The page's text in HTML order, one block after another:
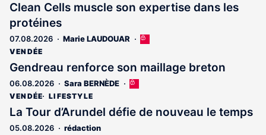
Clean Cells muscle son expertise dans les
protéines
07.08.2026 Marie LAUDOUAR
Cet
réservé
VENDÉE
Gendreau renforce son maillage breton
06.08.2026 Sara BERNÈDE
Cet
réservé
VENDÉE LIFESTYLE
La Tour d’Arundel défie de nouveau le temps
05.08.2026 rédaction